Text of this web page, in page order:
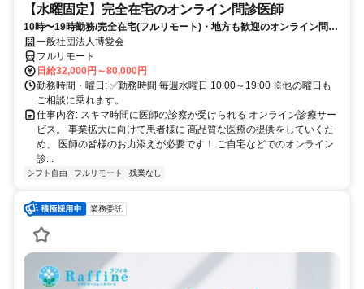
【水曜固定】完全在宅のオンライン問診医師
10時〜19時勤務/完全在宅(フルリモート)・地方も歓迎のオンライン問診
業務一般社団法人博愛会
フルリモート
日給32,000円～80,000円
勤務時間・曜日: ✅勤務時間 毎週水曜日 10:00～19:00 ※他の曜日も
ご相談に乗れます。
仕事内容: スキマ時間に医師の診察が受けられる オンライン診療サー
ビス。 事業拡大に向けて患者様に 高品質な医療の提供をしていくた
め、 医師の皆様のお力添えが必要です！ ご自宅などでのオンライン
診...
シフト自由 フルリモート 残業なし
業務委託